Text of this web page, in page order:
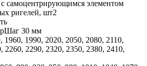
самоцентрирующимся элементом
ригелей, шт2
Шаг 30 мм
1960, 1990, 2020, 2050, 2080, 2110,
2260, 2290, 2320, 2350, 2380, 2410,